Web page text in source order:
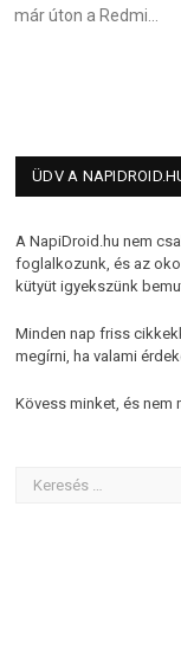
már úton a Redmi…
ÜDV A
A NapiDroid.hu nem
foglalkozunk, és az
kütyüt igyekszünk
Minden nap friss
megírni, ha valami
Kövess minket, és nem